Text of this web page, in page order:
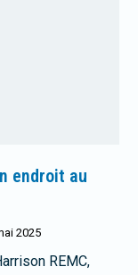
endroit au
2025
REMC,